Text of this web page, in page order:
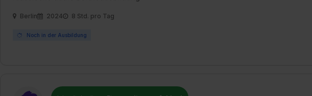
Berlin 2024 8 Std. pro Tag
Noch in der Ausbildung